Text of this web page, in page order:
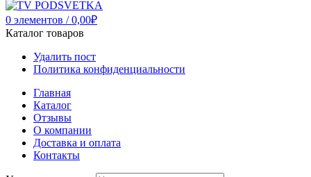
0 элементов / 0,00₽
Каталог товаров
Удалить пост
Политика конфиденциальности
Главная
Каталог
Отзывы
О компании
Доставка и оплата
Контакты